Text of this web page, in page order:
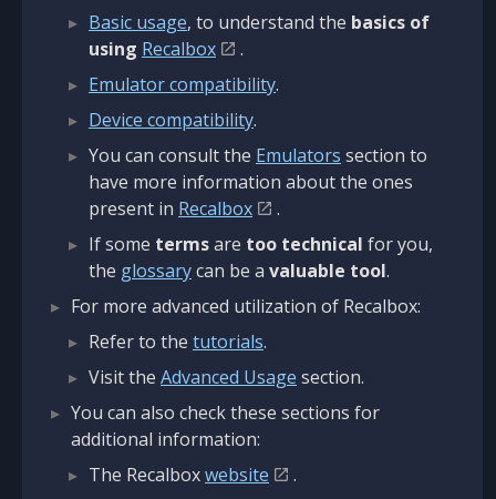
Basic usage, to understand the basics of
using Recalbox
.
Emulator compatibility.
Device compatibility.
You can consult the Emulators section to
have more information about the ones
present in Recalbox
.
If some termsare too technical for you,
the glossarycan be a valuable tool.
For more advanced utilization of Recalbox:
Refer to the tutorials.
Visit the Advanced Usage section.
You can also check these sections for
additional information:
The Recalboxwebsite
.